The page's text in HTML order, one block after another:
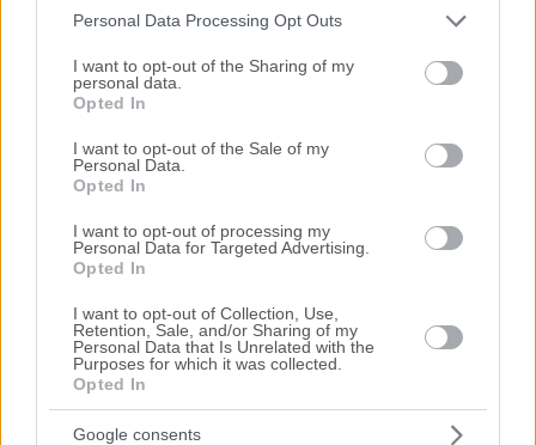
services and may gather and store information including but
not limited to your visit or usage behaviour. You may click to
grant or deny consent to Google and its third-party tags to
use your data for below specified purposes in below Google
consent section.
Personal Data Processing Opt Outs
I want to opt-out of the Sharing of my
personal data.
Opted In
I want to opt-out of the Sale of my
Personal Data.
Opted In
I want to opt-out of processing my
Personal Data for Targeted Advertising.
Opted In
I want to opt-out of Collection, Use,
Retention, Sale, and/or Sharing of my
Personal Data that Is Unrelated with the
Purposes for which it was collected.
Opted In
Google consents
Μονοκατοικία 115 τ.μ. με αποθήκες 13 τ.μ.
Μακεδονομάχων 10, Παλαμάς, Νομός Καρδίτσας
114.82 m² 2009
Χρηματοδότηση
Πρώτη Προσφορά:
120.000 € 11/11/2026